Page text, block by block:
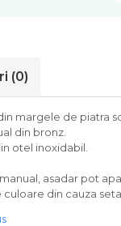
(0)
margele de piatra
din bronz.
otel inoxidabil.
asadar pot
din cauza